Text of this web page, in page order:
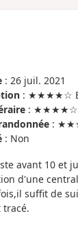
: 26 juil. 2021
: ★★★★☆
: ★★★★☆
:
: Non
avant 10 et
d'une
suffit de